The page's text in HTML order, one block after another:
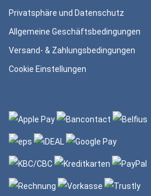
Privatsphäre und Datenschutz
Allgemeine Geschäftsbedingungen
Versand- & Zahlungsbedingungen
Cookie Einstellungen